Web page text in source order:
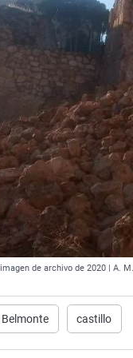
de archivo de 2020 | A.
Belmonte castillo